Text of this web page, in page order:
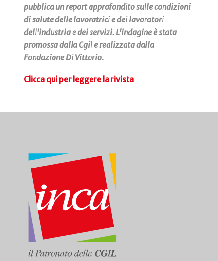
pubblica un report approfondito sulle condizioni
di salute delle lavoratrici e dei lavoratori
dell'industria e dei servizi. L'indagine è stata
promossa dalla Cgil e realizzata dalla
Fondazione Di Vittorio.
Clicca qui per leggere la rivista